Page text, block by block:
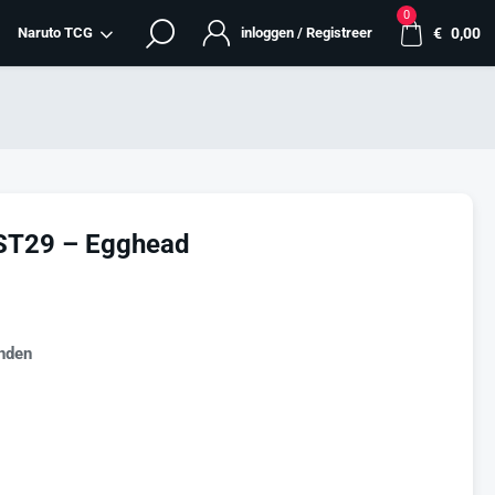
0
€ 0,00
inloggen / Registreer
Naruto TCG
– Egghead